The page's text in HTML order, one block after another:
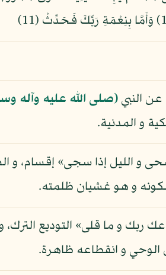
النبي (صلى الله عليه وآله
و المدنية.
و الليل إذا سجى» إقسام، و
و هو غشيان ظلمته.
ربك و ما قلى» التوديع
الوحي و انقطاعه ظاهرة.